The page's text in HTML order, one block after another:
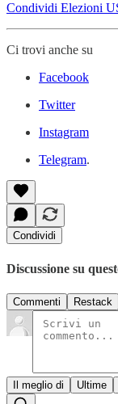
Condividi Elezioni
Ci trovi anche su
Facebook
Twitter
Instagram
Telegram.
Condividi
Discussione su
Commenti Restack
Il meglio di Ultime